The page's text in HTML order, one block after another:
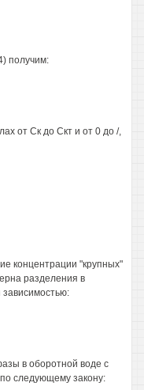
получим:
от Ск до Скт и от 0 до /,
концентрации "крупных"
разделения в
в оборотной воде с
следующему закону: